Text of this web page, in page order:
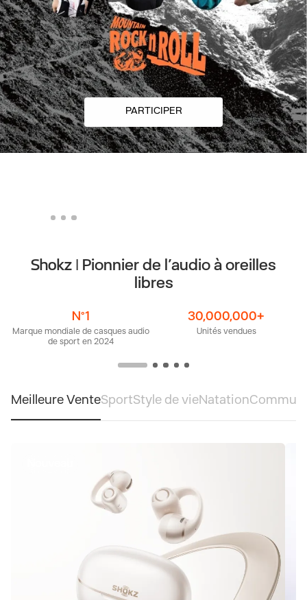
PARTICIPER
NOUVEAU
Shokz | Pionnier de l’audio à oreilles
libres
N°1
Marque mondiale de casques audio
de sport en 2024
30,000,000+
Unités vendues
Meilleure VenteSportStyle de vieNatation